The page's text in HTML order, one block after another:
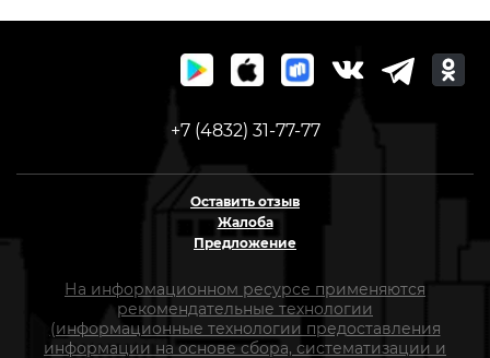
+7 (4832) 31-77-77
Оставить отзыв
Жалоба
Предложение
На информационном ресурсе применяются
рекомендательные технологии
(информационные технологии предоставления
информации на основе сбора, систематизации и